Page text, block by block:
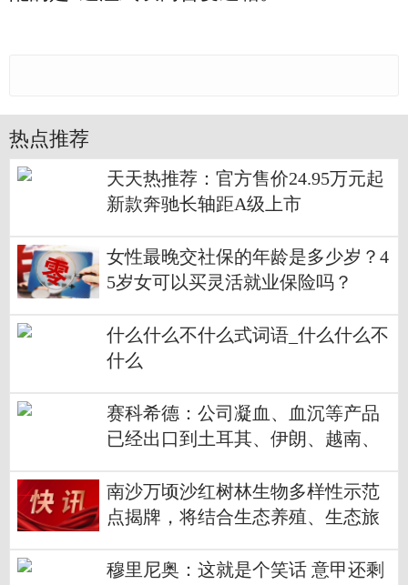
热点推荐
天天热推荐：官方售价24.95万元起
新款奔驰长轴距A级上市
女性最晚交社保的年龄是多少岁？4
5岁女可以买灵活就业保险吗？
什么什么不什么式词语_什么什么不
什么
赛科希德：公司凝血、血沉等产品
已经出口到土耳其、伊朗、越南、
南沙万顷沙红树林生物多样性示范
点揭牌，将结合生态养殖、生态旅
穆里尼奥：这就是个笑话 意甲还剩